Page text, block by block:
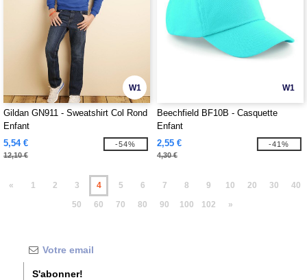
W1
Gildan GN911 - Sweatshirt Col Rond
Enfant
5,54 €
12,10 €
-54%
W1
Beechfield BF10B - Casquette
Enfant
2,55 €
4,30 €
-41%
« 1 2 3 4 5 6 7 8 9 10 20 30
40
50
60 70 80 90 100 102 »
S'abonner!